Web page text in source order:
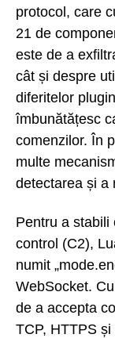
protocol, care
21 de
este de a
cât și despre
diferitelor
îmbunătățesc
comenzilor. În
multe
detectarea și a
Pentru a stabili
control (C2),
numit
WebSocket.
de a accepta
TCP, HTTPS și